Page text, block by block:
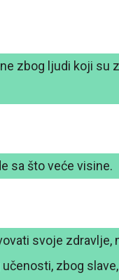
zbog ljudi koji su
sa što veće visine.
svoje zdravlje,
zbog